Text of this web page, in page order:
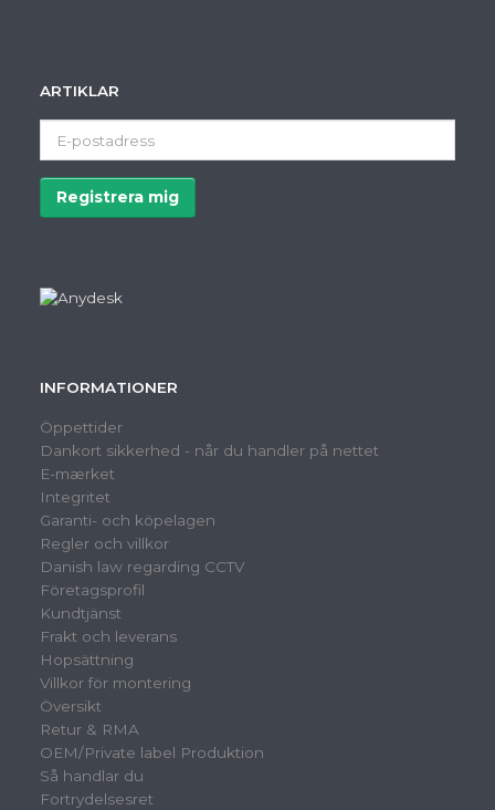
ARTIKLAR
postadress
Registrera mig
INFORMATIONER
Öppettider
Dankort sikkerhed - når du handler på nettet
E-mærket
Integritet
Garanti- och köpelagen
Regler och villkor
Danish law regarding CCTV
Företagsprofil
Kundtjänst
Frakt och leverans
Hopsättning
Villkor för montering
Översikt
Retur & RMA
OEM/Private label Produktion
Så handlar du
Fortrydelsesret